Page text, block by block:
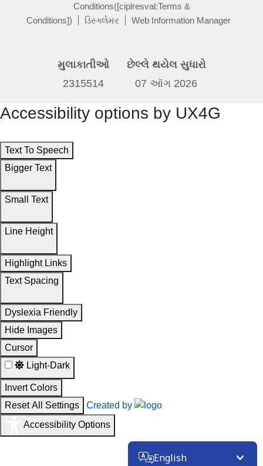
Conditions([ciplresval:Terms &
Conditions])
ડિસ્ક્લેમર Web Information Manager
મુલાકાતીઓ
2315514
છેલ્લે થયેલ સુધારો
07 ઑગ 2026
Accessibility options by UX4G
Text To Speech
Bigger Text
Small Text
Line Height
Highlight Links
Text Spacing
Dyslexia Friendly
Hide Images
Cursor
Light-Dark
Invert Colors
Reset All Settings
Created by
Accessibility Options
English